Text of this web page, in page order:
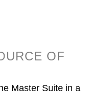
OF
Master Suite in a